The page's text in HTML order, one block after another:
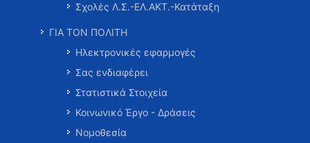
Σχολές Λ.Σ.-ΕΛ.ΑΚΤ.-Κατάταξη
ΓΙΑ ΤΟΝ ΠΟΛΙΤΗ
Ηλεκτρονικές εφαρμογές
Σας ενδιαφέρει
Στατιστικά Στοιχεία
Κοινωνικό Έργο - Δράσεις
Νομοθεσία